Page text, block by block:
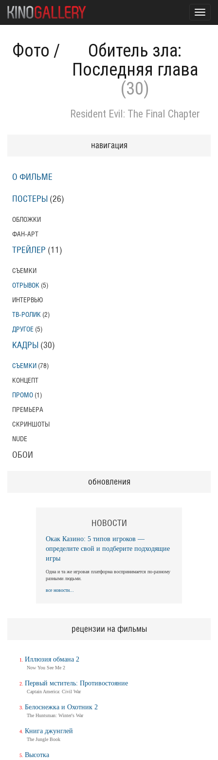
Фото /
Обитель зла:
Последняя глава
(30)
Resident Evil: The Final Chapter
навигация
О ФИЛЬМЕ
ПОСТЕРЫ (26)
ОБЛОЖКИ
ФАН-АРТ
ТРЕЙЛЕР (11)
СЪЕМКИ
ОТРЫВОК (5)
ИНТЕРВЬЮ
ТВ-РОЛИК (2)
ДРУГОЕ (5)
КАДРЫ (30)
СЪЕМКИ (78)
КОНЦЕПТ
ПРОМО (1)
ПРЕМЬЕРА
СКРИНШОТЫ
NUDE
ОБОИ
обновления
НОВОСТИ
Окак Казино: 5 типов игроков —
определите свой и подберите подходящие
игры
Одна и та же игровая платформа воспринимается по-разному
разными людьми.
все новости...
рецензии на фильмы
Иллюзия обмана 2
Now You See Me 2
Первый мститель: Противостояние
Captain America: Civil War
Белоснежка и Охотник 2
The Huntsman: Winter's War
Книга джунглей
The Jungle Book
Высотка